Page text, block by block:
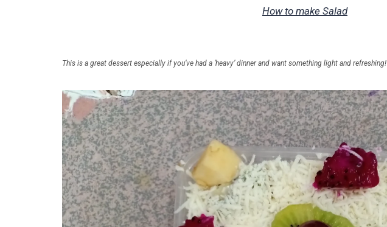
How to make Salad
This is a great dessert especially if you’ve had a ‘heavy’ dinner and want something light and refreshing!